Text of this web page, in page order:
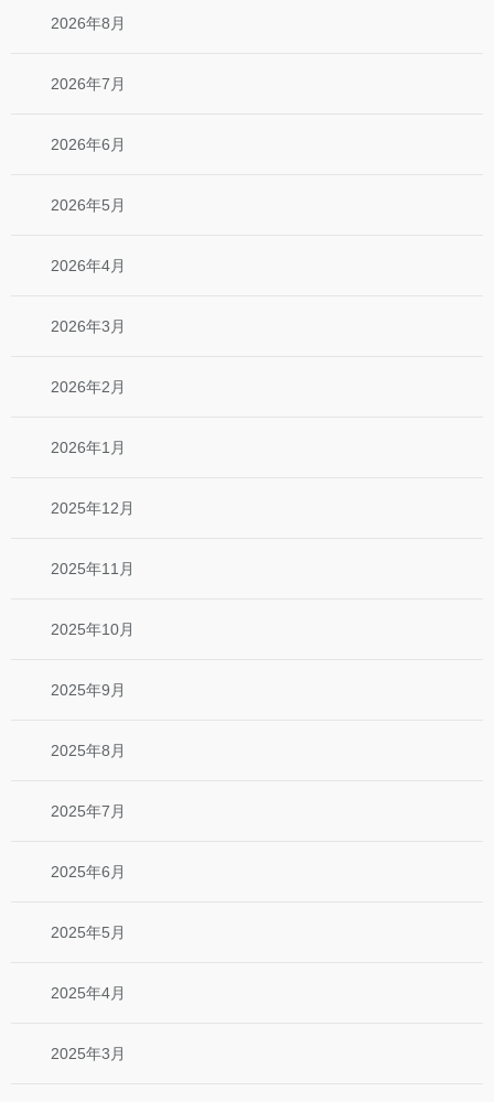
2026年8月
2026年7月
2026年6月
2026年5月
2026年4月
2026年3月
2026年2月
2026年1月
2025年12月
2025年11月
2025年10月
2025年9月
2025年8月
2025年7月
2025年6月
2025年5月
2025年4月
2025年3月